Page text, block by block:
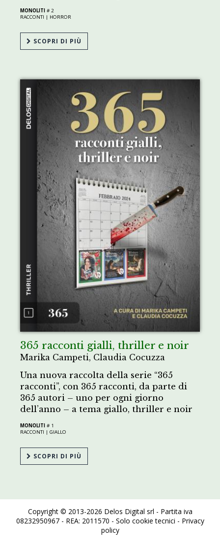
MONOLITI # 2
RACCONTI | HORROR
SCOPRI DI PIÙ
365 racconti gialli, thriller e noir
Marika Campeti, Claudia Cocuzza
Una nuova raccolta della serie “365
racconti”, con 365 racconti, da parte di
365 autori – uno per ogni giorno
dell’anno – a tema giallo, thriller e noir
MONOLITI # 1
RACCONTI |GIALLO
SCOPRI DI PIÙ
Copyright © 2013-2026 Delos Digital srl - Partita iva
08232950967 - REA: 2011570 - Solo cookie tecnici - Privacy
policy